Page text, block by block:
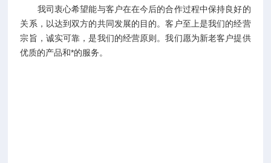
我司衷心希望能与客户在在今后的合作过程中保持良好的
关系，以达到双方的共同发展的目的。客户至上是我们的经营
宗旨，诚实可靠，是我们的经营原则。我们愿为新老客户提供
优质的产品和*的服务。